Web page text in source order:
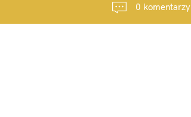
0 komentarzy